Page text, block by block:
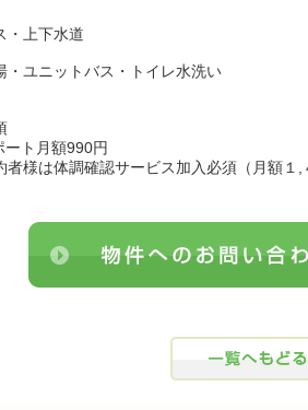
・上下水道
・ユニットバス・トイレ水洗い
ト月額990円
様は体調確認サービス加入必須（月額１,